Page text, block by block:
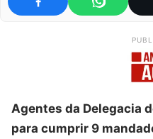
Agentes da Delegacia
para cumprir 9